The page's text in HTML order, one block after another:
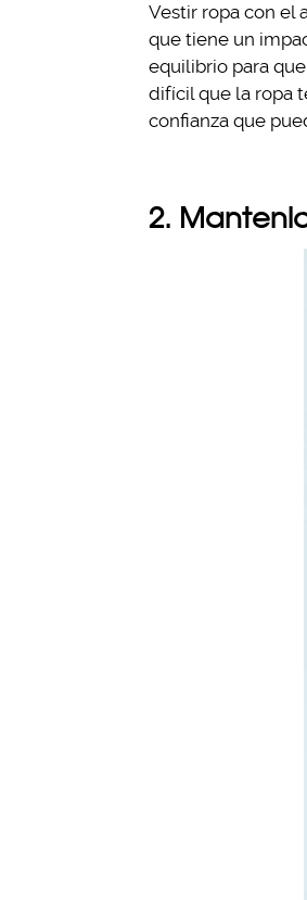
Vestir ropa con el
que tiene un
equilibrio para
difícil que la ropa
confianza que
2.